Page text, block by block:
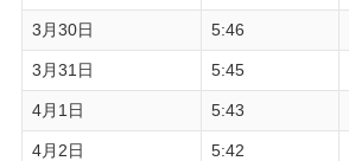
3月30日 5:46
3月31日 5:45
4月1日 5:43
4月2日 5:42